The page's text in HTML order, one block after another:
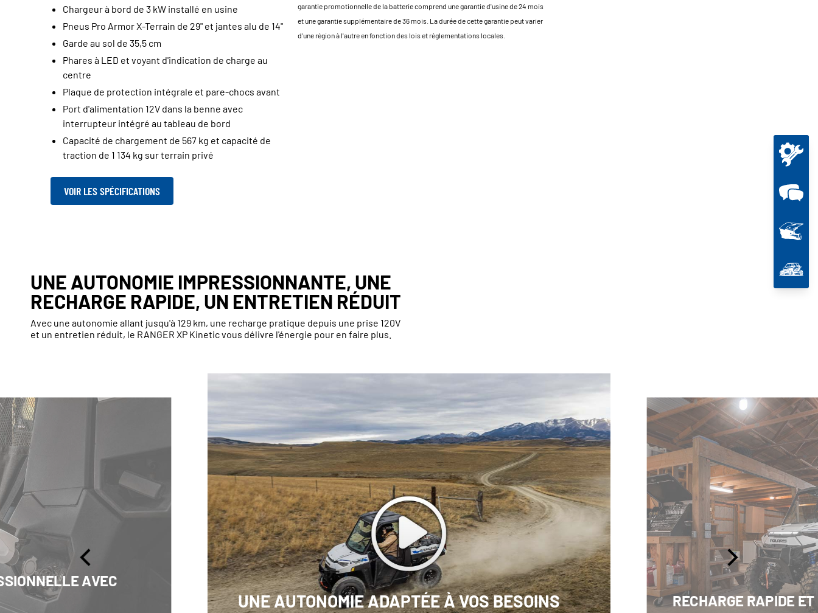
Chargeur à bord de 3 kW installé en usine
Pneus Pro Armor X-Terrain de 29" et jantes alu de 14"
Garde au sol de 35,5 cm
Phares à LED et voyant d'indication de charge au
centre
Plaque de protection intégrale et pare-chocs avant
Port d'alimentation 12V dans la benne avec
interrupteur intégré au tableau de bord
Capacité de chargement de 567 kg et capacité de
traction de 1 134 kg sur terrain privé
garantie promotionnelle de la batterie comprend une garantie d'usine de 24 mois
et une garantie supplémentaire de 36 mois. La durée de cette garantie peut varier
d'une région à l'autre en fonction des lois et réglementations locales.
VOIR LES SPÉCIFICATIONS
UNE AUTONOMIE IMPRESSIONNANTE, UNE
RECHARGE RAPIDE, UN ENTRETIEN RÉDUIT
Avec une autonomie allant jusqu'à 129 km, une recharge pratique depuis une prise 120V
et un entretien réduit, le RANGER XP Kinetic vous délivre l'énergie pour en faire plus.
AVEC
UNE AUTONOMIE ADAPTÉE À VOS BESOINS RECHARGE RAPIDE